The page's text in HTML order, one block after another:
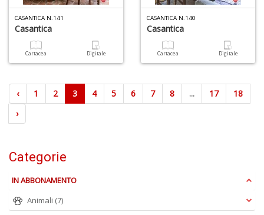
CASANTICA N.141
Casantica
Cartacea Digitale
CASANTICA N.140
Casantica
Cartacea Digitale
‹ 1 2 3 4 5 6 7 8 ... 17
18
›
Categorie
IN ABBONAMENTO
Animali (7)